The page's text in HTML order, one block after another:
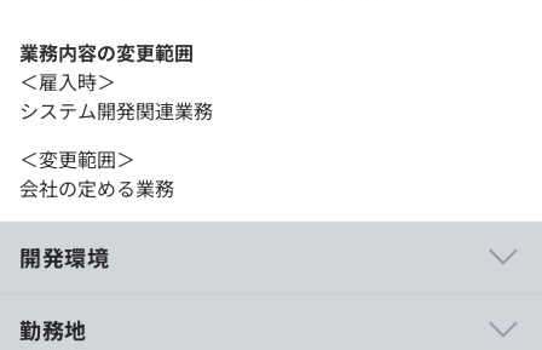
業務内容の変更範囲
＜雇入時＞
システム開発関連業務
＜変更範囲＞
会社の定める業務
開発環境
勤務地